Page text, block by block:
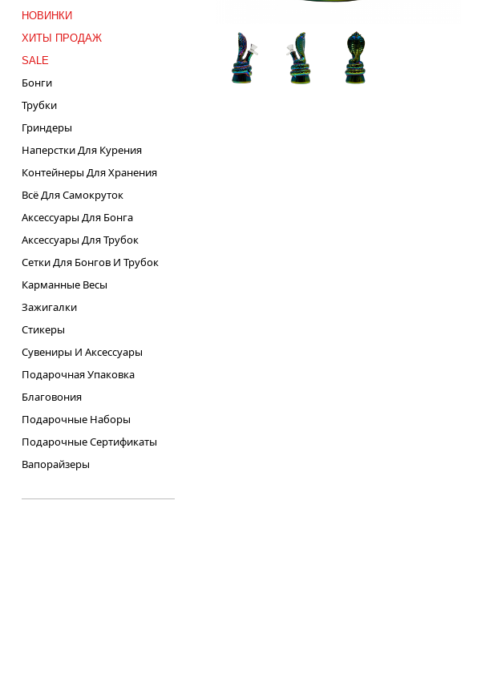
НОВИНКИ
ХИТЫ ПРОДАЖ
SALE
Бонги
Трубки
Гриндеры
Наперстки Для Курения
Контейнеры Для Хранения
Всё Для Самокруток
Аксессуары Для Бонга
Аксессуары Для Трубок
Сетки Для Бонгов И Трубок
Карманные Весы
Зажигалки
Стикеры
Сувениры И Аксессуары
Подарочная Упаковка
Благовония
Подарочные Наборы
Подарочные Сертификаты
Вапорайзеры